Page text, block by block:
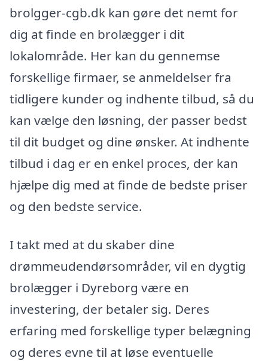
brolgger-cgb.dk kan gøre det nemt for
dig at finde en brolægger i dit
lokalområde. Her kan du gennemse
forskellige firmaer, se anmeldelser fra
tidligere kunder og indhente tilbud, så du
kan vælge den løsning, der passer bedst
til dit budget og dine ønsker. At indhente
tilbud i dag er en enkel proces, der kan
hjælpe dig med at finde de bedste priser
og den bedste service.
I takt med at du skaber dine
drømmeudendørsområder, vil en dygtig
brolægger i Dyreborg være en
investering, der betaler sig. Deres
erfaring med forskellige typer belægning
og deres evne til at løse eventuelle